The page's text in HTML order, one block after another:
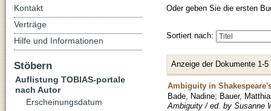
Oder geben Sie die ersten
Sortiert nach:
Anzeige der Dokumente 1-5
Ambiguity in
Bade, Nadine; Bauer,
Ambiguity / ed. by Susanne
Kontakt
Verträge
Hilfe und Informationen
Stöbern
Auflistung TOBIAS-portale
nach Autor
Erscheinungsdatum